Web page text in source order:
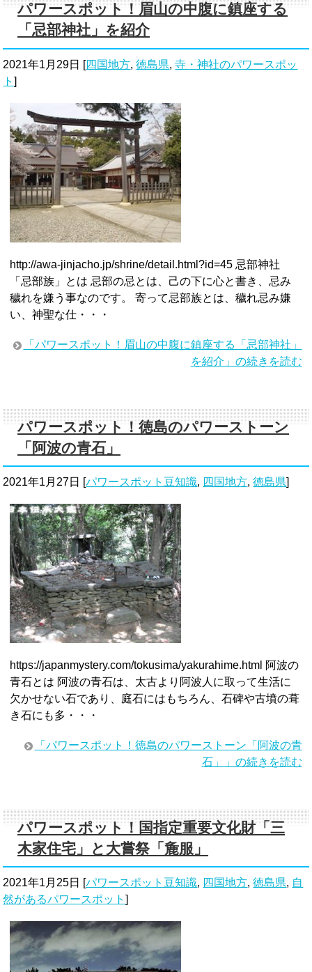
パワースポット！眉山の中腹に鎮座する
「忌部神社」を紹介
2021年1月29日 [四国地方,徳島県,寺・神社のパワースポッ
ト]
http://awa-jinjacho.jp/shrine/detail.html?id=45 忌部神社
「忌部族」とは 忌部の忌とは、己の下に心と書き、忌み
穢れを嫌う事なのです。 寄って忌部族とは、穢れ忌み嫌
い、神聖な仕・・・
「パワースポット！眉山の中腹に鎮座する「忌部神社」
を紹介」の続きを読む
パワースポット！徳島のパワーストーン
「阿波の青石」
2021年1月27日 [パワースポット豆知識, 四国地方,徳島県]
https://japanmystery.com/tokusima/yakurahime.html 阿波の
青石とは 阿波の青石は、太古より阿波人に取って生活に
欠かせない石であり、庭石にはもちろん、石碑や古墳の葺
き石にも多・・・
「パワースポット！徳島のパワーストーン「阿波の青
石」」の続きを読む
パワースポット！国指定重要文化財「三
木家住宅」と大嘗祭「麁服」
2021年1月25日 [パワースポット豆知識, 四国地方,徳島県, 自
然があるパワースポット]